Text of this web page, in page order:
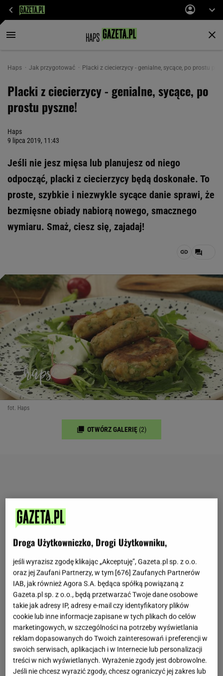
Haps Jak przygotować Placki z ciecierzycy - genialne, sycące, po prostu
Placki z ciecierzycy - genialne, sycące, po
prostu pyszne!
Haps
9 lipca 2019, 11:43
Jeśli nie jesz mięsa lub planujesz od niego
odpocząć, placki z ciecierzycy będą doskonałe. To
proste, szybkie i niezwykle sycące danie sprawi, że
bezmięsne obiady nabiorą nowego, smacznego
wymiaru. Smaż, ciesz się, zajadaj!
fot. Haps
OTWÓRZ GALERIĘ (2)
Droga Użytkowniczko, Drogi Użytkowniku,
jeśli wyrazisz zgodę klikając „Akceptuję”, Gazeta.pl sp. z o.o.
oraz jej Zaufani Partnerzy, w tym [676] Zaufanych Partnerów
IAB, jak również Agora S.A. będąca spółką powiązaną z
Gazeta.pl sp. z o.o., będą przetwarzać Twoje dane osobowe
takie jak adresy IP, adresy e-mail czy identyfikatory plików
cookie lub inne informacje zapisane w tych plikach do celów
marketingowych, w szczególności na potrzeby wyświetlania
reklam dopasowanych do Twoich zainteresowań i preferencji w
swoich serwisach, aplikacjach i w Internecie lub personalizacji
treści w nich wyświetlanych. Wyrażenie zgody jest dobrowolne.
Jeśli nie chcesz wyrazić zgody, chcesz ograniczyć jej zakres lub